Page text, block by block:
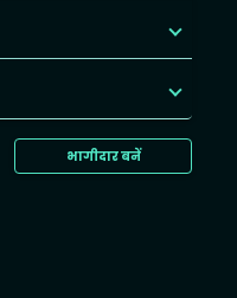
भागीदार बनें